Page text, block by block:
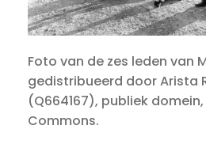
Foto van de zes leden van
gedistribueerd door Arista
(Q664167), publiek
Commons.